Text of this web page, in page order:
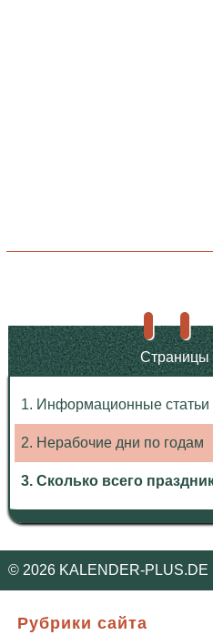
Страницы
1. Информационные статьи
2. Нерабочие дни по годам
3. Сколько всего
© 2026 KALENDER-PLUS.DE
Рубрики сайта